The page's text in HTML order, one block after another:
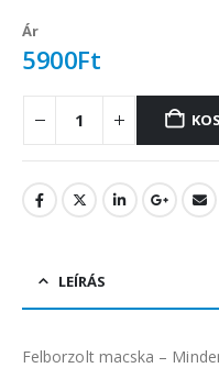
Ár
5900Ft
LEÍRÁS
Felborzolt macska –